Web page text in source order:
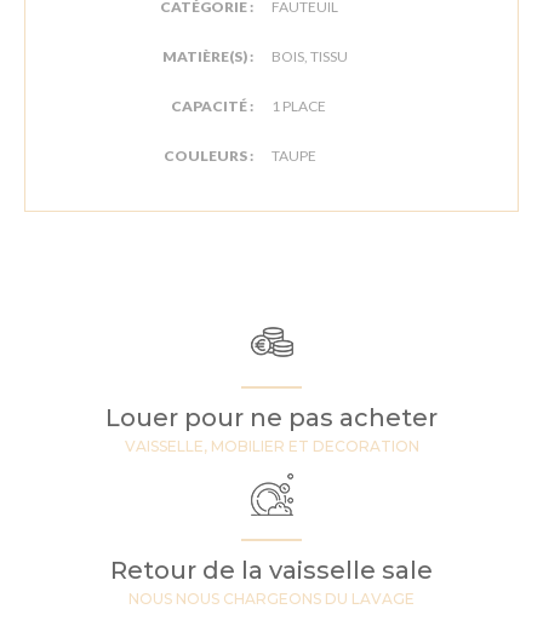
CATÉGORIE : FAUTEUIL
MATIÈRE(S) : BOIS, TISSU
CAPACITÉ : 1 PLACE
COULEURS : TAUPE
Louer pour ne pas acheter
VAISSELLE, MOBILIER ET DECORATION
Retour de la vaisselle sale
NOUS NOUS CHARGEONS DU LAVAGE